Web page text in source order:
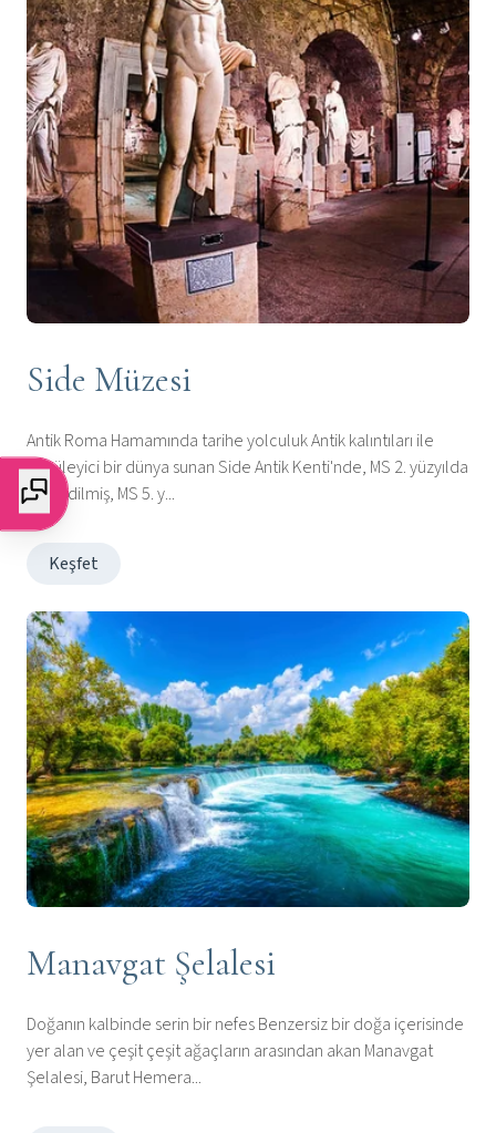
Side Müzesi
Antik Roma Hamamında tarihe yolculuk Antik kalıntıları ile
büyüleyici bir dünya sunan Side Antik Kenti'nde, MS 2. yüzyılda
inşa edilmiş, MS 5. y...
Keşfet
Manavgat Şelalesi
Doğanın kalbinde serin bir nefes Benzersiz bir doğa içerisinde
yer alan ve çeşit çeşit ağaçların arasından akan Manavgat
Şelalesi, Barut Hemera...